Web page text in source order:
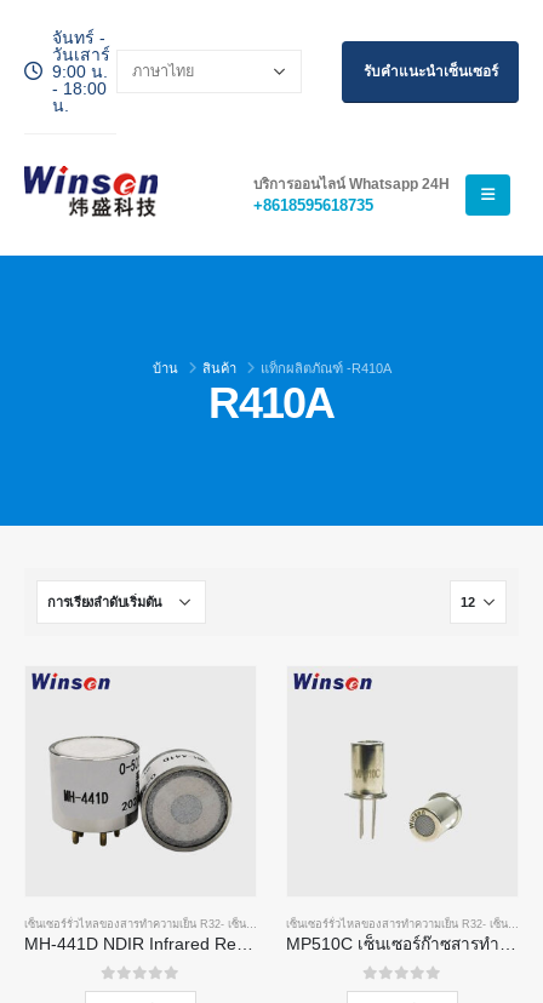
จันทร์ -
วันเสาร์
9:00 น.
- 18:00
น.
รับคำแนะนำเซ็นเซอร์
บริการออนไลน์ Whatsapp 24H
+8618595618735
บ้าน สินค้า แท็กผลิตภัณฑ์ -R410A
R410A
เซ็นเซอร์รั่วไหลของสารทำความเย็น R32- เซ็นเซอร์รั่วไหลของสารทำความเย็น R134A -เซ็นเซอร์รั่วไหลขอ
0จาก 5
เซ็นเซอร์รั่วไหลของสารทำความเย็น R32- เซ็นเซอร์รั่วไหลของสารทำความเย็น R134A
0จาก 5